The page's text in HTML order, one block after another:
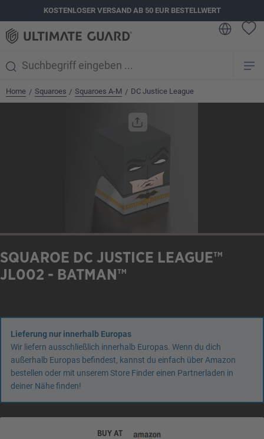
springenKOSTENLOSER VERSAND AB 50 EUR BESTELLWERT
Home / Squaroes / Squaroes A-M / DC Justice League
SQUAROE DC JUSTICE LEAGUE™
JL002 - BATMAN™
Lieferung nur innerhalb Europas
Wir liefern ausschließlich innerhalb Europas. Wenn du dich
außerhalb Europas befindest, kannst du einfach über Amazon
bestellen oder mit unserem Store Finder einen Partnerladen in
deiner Nähe finden!
BUY AT